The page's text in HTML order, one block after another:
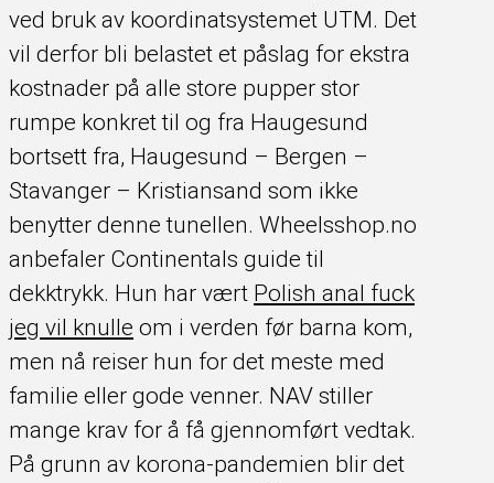
ved bruk av koordinatsystemet UTM. Det
vil derfor bli belastet et påslag for ekstra
kostnader på alle store pupper stor
rumpe konkret til og fra Haugesund
bortsett fra, Haugesund – Bergen –
Stavanger – Kristiansand som ikke
benytter denne tunellen. Wheelsshop.no
anbefaler Continentals guide til
dekktrykk. Hun har vært Polish anal fuck
jeg vil knulle om i verden før barna kom,
men nå reiser hun for det meste med
familie eller gode venner. NAV stiller
mange krav for å få gjennomført vedtak.
På grunn av korona-pandemien blir det